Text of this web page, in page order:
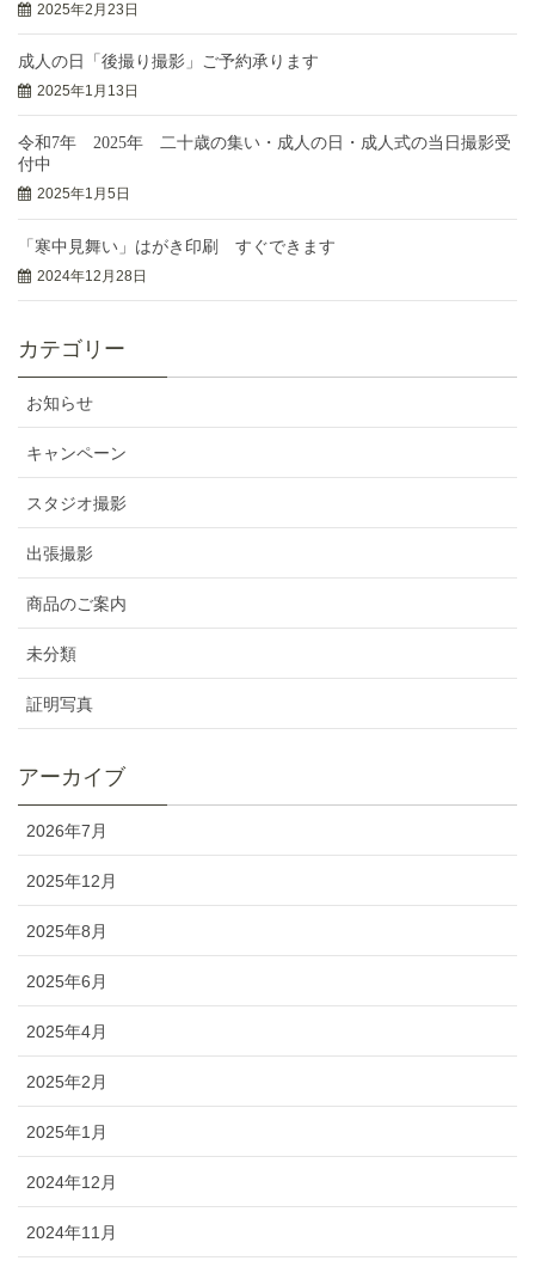
2025年2月23日
成人の日「後撮り撮影」ご予約承ります
2025年1月13日
令和7年 2025年 二十歳の集い・成人の日・成人式の当日撮影受
付中
2025年1月5日
「寒中見舞い」はがき印刷 すぐできます
2024年12月28日
カテゴリー
お知らせ
キャンペーン
スタジオ撮影
出張撮影
商品のご案内
未分類
証明写真
アーカイブ
2026年7月
2025年12月
2025年8月
2025年6月
2025年4月
2025年2月
2025年1月
2024年12月
2024年11月